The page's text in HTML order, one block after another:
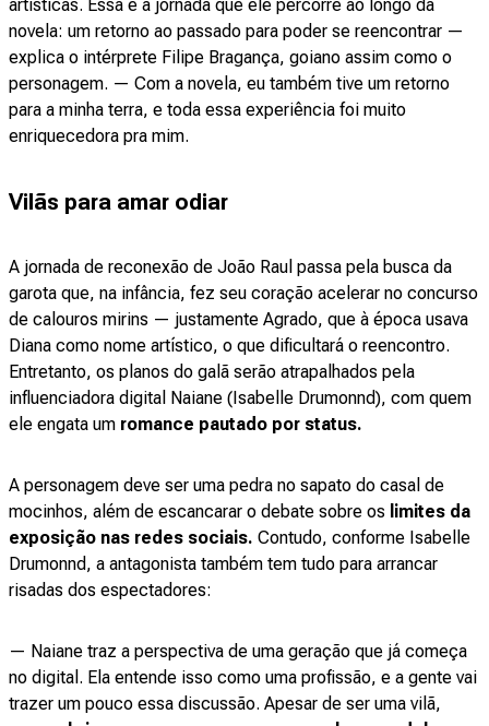
artísticas. Essa é a jornada que ele percorre ao longo da
novela: um retorno ao passado para poder se reencontrar —
explica o intérprete Filipe Bragança, goiano assim como o
personagem. — Com a novela, eu também tive um retorno
para a minha terra, e toda essa experiência foi muito
enriquecedora pra mim.
Vilãs para amar odiar
A jornada de reconexão de João Raul passa pela busca da
garota que, na infância, fez seu coração acelerar no concurso
de calouros mirins — justamente Agrado, que à época usava
Diana como nome artístico, o que dificultará o reencontro.
Entretanto, os planos do galã serão atrapalhados pela
influenciadora digital Naiane (Isabelle Drumonnd), com quem
ele engata um romance pautado por status.
A personagem deve ser uma pedra no sapato do casal de
mocinhos, além de escancarar o debate sobre os limites da
exposição nas redes sociais. Contudo, conforme Isabelle
Drumonnd, a antagonista também tem tudo para arrancar
risadas dos espectadores:
— Naiane traz a perspectiva de uma geração que já começa
no digital. Ela entende isso como uma profissão, e a gente vai
trazer um pouco essa discussão. Apesar de ser uma vilã,